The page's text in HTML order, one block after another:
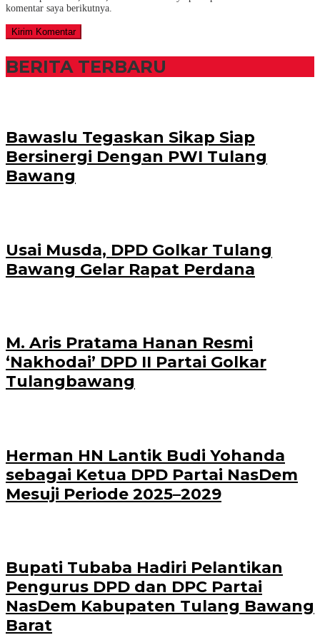
komentar saya berikutnya.
BERITA TERBARU
Bawaslu Tegaskan Sikap Siap
Bersinergi Dengan PWI Tulang
Bawang
Usai Musda, DPD Golkar Tulang
Bawang Gelar Rapat Perdana
M. Aris Pratama Hanan Resmi
‘Nakhodai’ DPD II Partai Golkar
Tulangbawang
Herman HN Lantik Budi Yohanda
sebagai Ketua DPD Partai NasDem
Mesuji Periode 2025–2029
Bupati Tubaba Hadiri Pelantikan
Pengurus DPD dan DPC Partai
NasDem Kabupaten Tulang Bawang
Barat